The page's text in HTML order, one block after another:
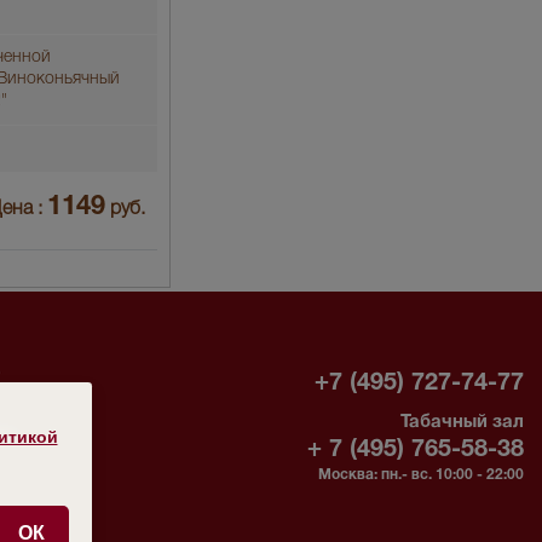
: 1149 руб.
+7 (495) 727-74-77
Табачный зал
+ 7 (495) 765-58-38
Москва: пн.- вс. 10:00 - 22:00
ОК